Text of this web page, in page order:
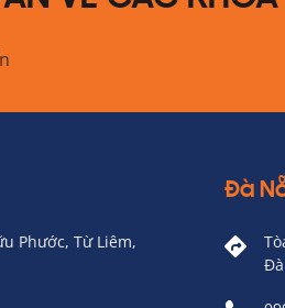
Phước, Từ Liêm,
Đà